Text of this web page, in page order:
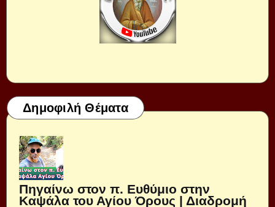
Δημοφιλή Θέματα
Πηγαίνω στον π. Ευθύμιο στην
Καψάλα του Αγίου Όρους | Διαδρομή